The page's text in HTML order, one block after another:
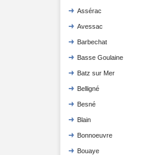
Assérac
Avessac
Barbechat
Basse Goulaine
Batz sur Mer
Belligné
Besné
Blain
Bonnoeuvre
Bouaye